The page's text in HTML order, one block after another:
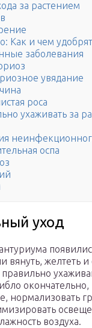
за растением
Как и чем
заболевания
увядание
роса
ухаживать за
оспа
уход
вянуть, желтеть и
правильно
нормализовать
воздуха.